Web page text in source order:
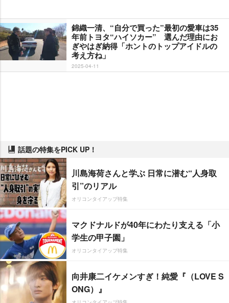
錦織一清、“自分で買った”最初の愛車は35
年前トヨタ“ハイソカー” 選んだ理由にお
ぎやはぎ納得「ホントのトップアイドルの
考え方ね」
2025-04-11
話題の特集をPICK UP！
川島海荷さんと学ぶ 日常に潜む“人身取
引”のリアル
オリコンタイアップ特集
マクドナルドが40年にわたり支える「小
学生の甲子園」
オリコンタイアップ特集
向井康二イケメンすぎ！純愛『（LOVE S
ONG）』